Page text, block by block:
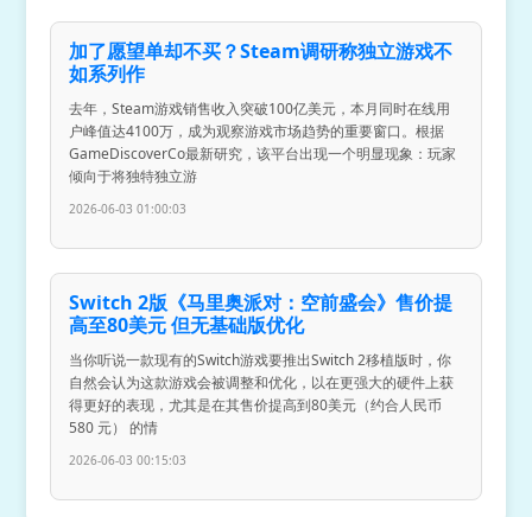
加了愿望单却不买？Steam调研称独立游戏不
如系列作
去年，Steam游戏销售收入突破100亿美元，本月同时在线用
户峰值达4100万，成为观察游戏市场趋势的重要窗口。根据
GameDiscoverCo最新研究，该平台出现一个明显现象：玩家
倾向于将独特独立游
2026-06-03 01:00:03
Switch 2版《马里奥派对：空前盛会》售价提
高至80美元 但无基础版优化
当你听说一款现有的Switch游戏要推出Switch 2移植版时，你
自然会认为这款游戏会被调整和优化，以在更强大的硬件上获
得更好的表现，尤其是在其售价提高到80美元（约合人民币
580 元） 的情
2026-06-03 00:15:03